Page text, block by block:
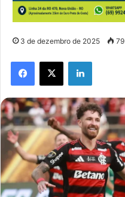
3 de dezembro de 2025 79
Facebook
X Linkedin